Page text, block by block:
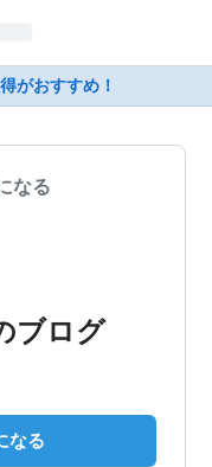
がおすすめ！
なる
ブログ
なる